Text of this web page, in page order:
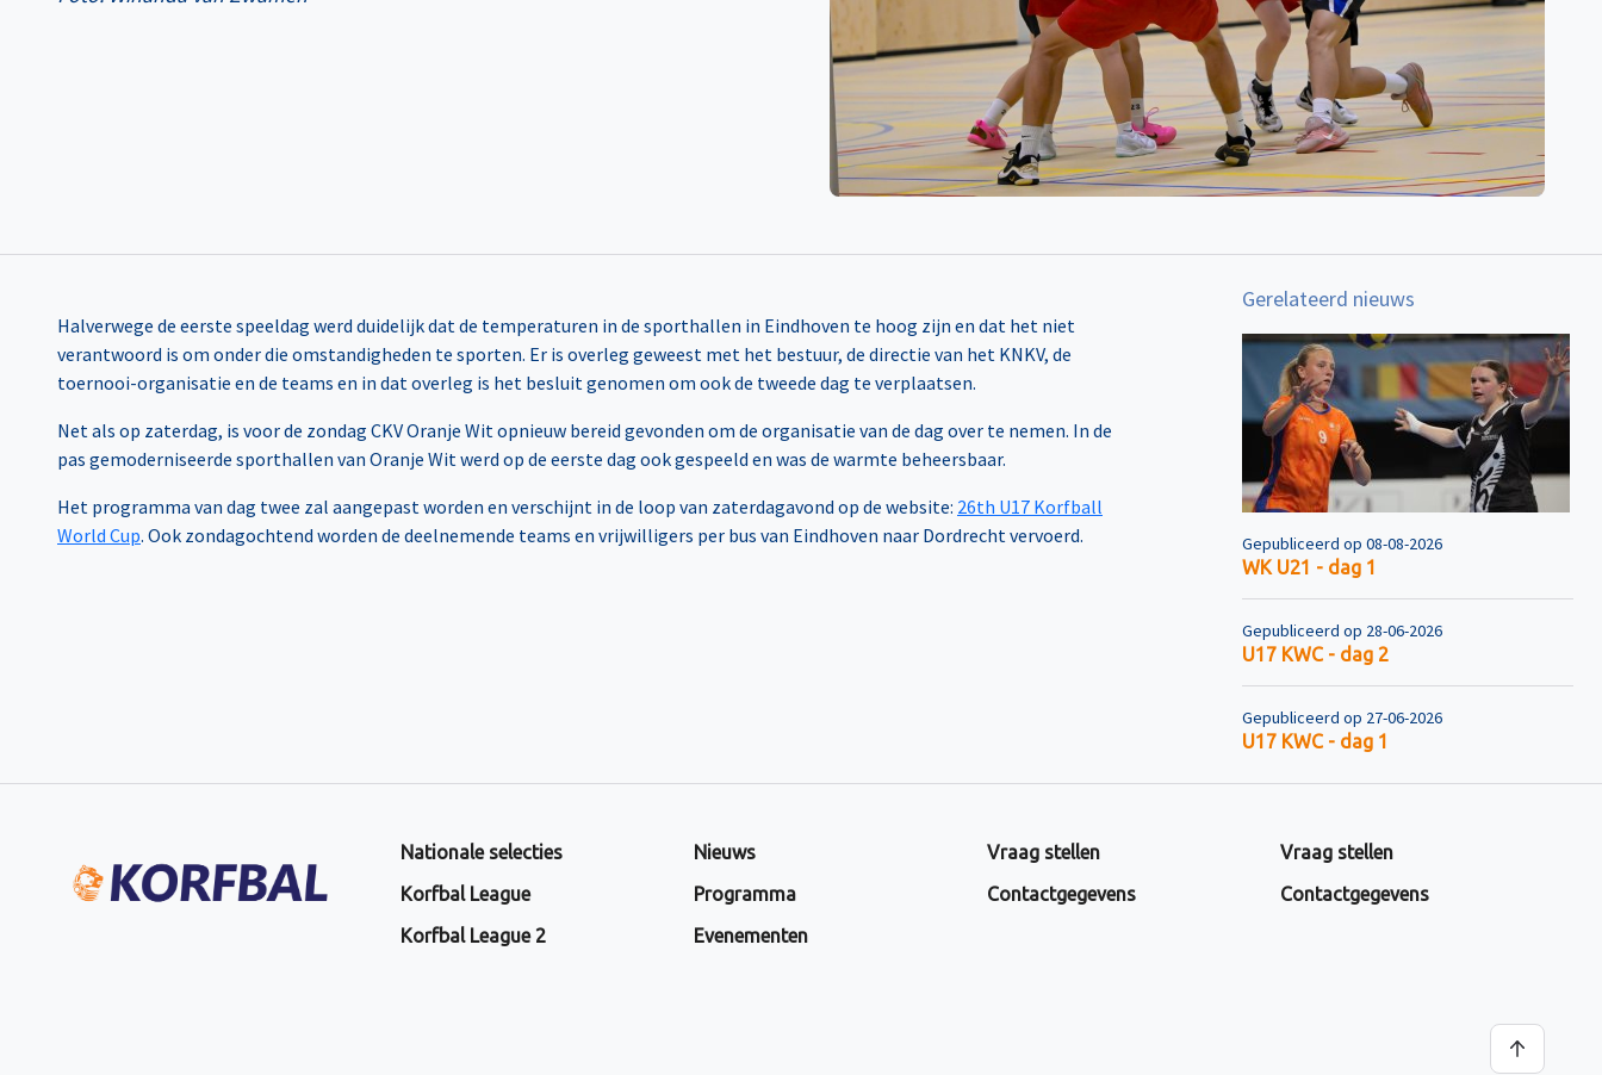
Halverwege de eerste speeldag werd duidelijk dat de temperaturen in de sporthallen in Eindhoven te hoog zijn en dat het niet
verantwoord is om onder die omstandigheden te sporten. Er is overleg geweest met het bestuur, de directie van het KNKV, de
toernooi-organisatie en de teams en in dat overleg is het besluit genomen om ook de tweede dag te verplaatsen.
Net als op zaterdag, is voor de zondag CKV Oranje Wit opnieuw bereid gevonden om de organisatie van de dag over te nemen. In de
pas gemoderniseerde sporthallen van Oranje Wit werd op de eerste dag ook gespeeld en was de warmte beheersbaar.
Het programma van dag twee zal aangepast worden en verschijnt in de loop van zaterdagavond op de website: 26th U17 Korfball
World Cup. Ook zondagochtend worden de deelnemende teams en vrijwilligers per bus van Eindhoven naar Dordrecht vervoerd.
Gerelateerd nieuws
Gepubliceerd op 08-08-2026
WK U21 - dag 1
Gepubliceerd op 28-06-2026
U17 KWC - dag 2
Gepubliceerd op 27-06-2026
U17 KWC - dag 1
Nationale selecties
Korfbal League
Korfbal League 2
Nieuws
Programma
Evenementen
Vraag stellen
Contactgegevens
Vraag stellen
Contactgegevens